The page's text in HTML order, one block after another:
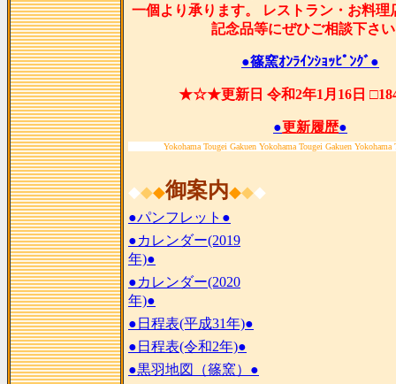
一個より承ります。 レストラン・お料理
記念品等にぜひご相談下さ
●篠窯ｵﾝﾗｲﾝｼｮｯﾋﾟﾝｸﾞ●
★☆★更新日 令和2年1月16日
●更新履歴●
Yokohama Tougei Gakuen Yokohama Tougei Gakuen
◆◆◆御案内◆◆◆
●パンフレット●
●カレンダー(2019
年)●
●カレンダー(2020
年)●
●日程表(平成31年)●
●日程表(令和2年)●
●黒羽地図（篠窯）●